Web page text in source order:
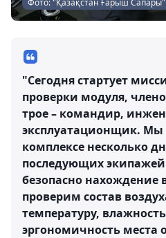
Фото: "Қазақстан Ғарыш Сапары"
"Сегодня стартует
проверки модуля,
трое – командир,
эксплуатационщик. Мы
комплексе несколько
последующих
безопасно нахождение
проверим состав
температуру,
эргономичность места